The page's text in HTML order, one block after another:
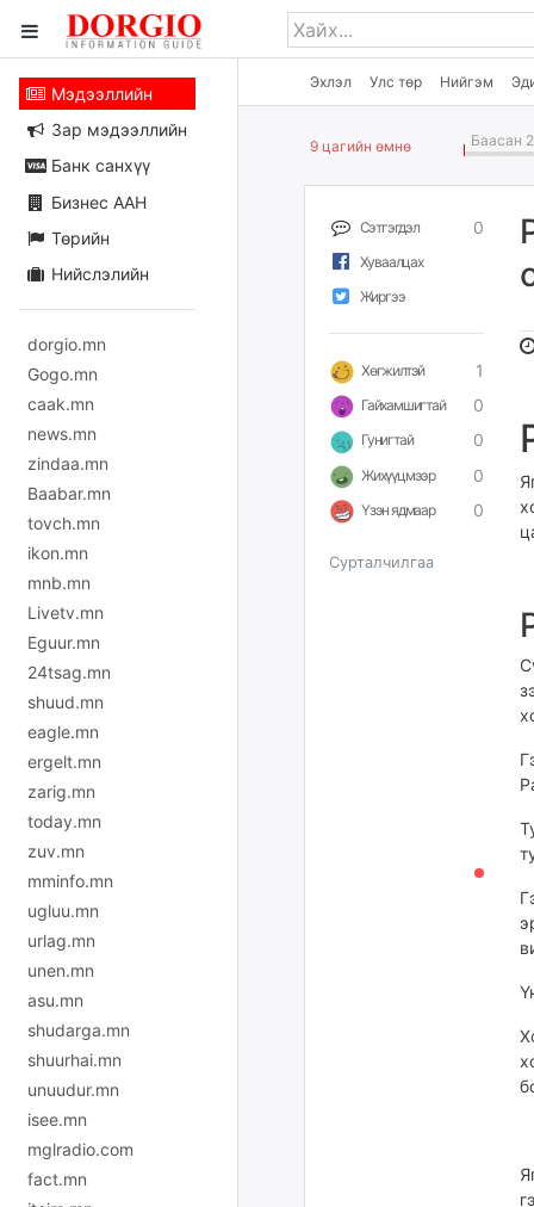
Эхлэл Улс төр Нийгэм
Мэдээллийн
Зар мэдээллийн
Банк санхүү
Бизнес ААН
Төрийн
Нийслэлийн
dorgio.mn
Gogo.mn
caak.mn
news.mn
zindaa.mn
Baabar.mn
tovch.mn
ikon.mn
mnb.mn
Livetv.mn
Eguur.mn
24tsag.mn
shuud.mn
eagle.mn
ergelt.mn
zarig.mn
today.mn
zuv.mn
mminfo.mn
ugluu.mn
urlag.mn
unen.mn
asu.mn
shudarga.mn
shuurhai.mn
unuudur.mn
isee.mn
mglradio.com
fact.mn
9 цагийн өмнө Баасан
Сэтгэгдэл 0
Хуваалцах
Жиргээ
Хөгжилтэй 1
Гайхамшигтай 0
Гунигтай 0
Жихүүцмээр 0
Үзэн ядмаар 0
Сурталчилгаа